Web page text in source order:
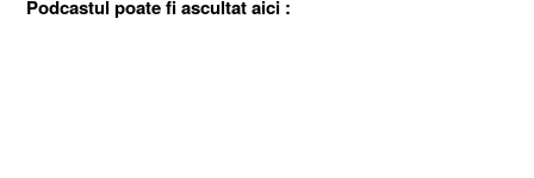
Podcastul poate fi ascultat aici :